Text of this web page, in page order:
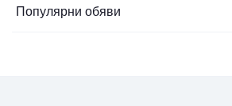
Популярни обяви